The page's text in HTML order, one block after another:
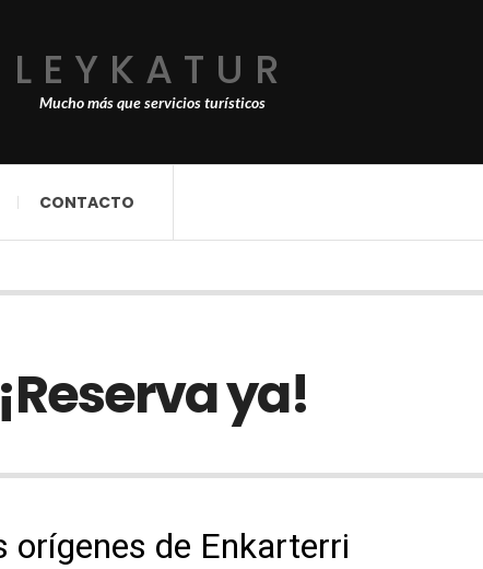
LEYKATUR
Mucho más que servicios turísticos
CONTACTO
¡Reserva ya!